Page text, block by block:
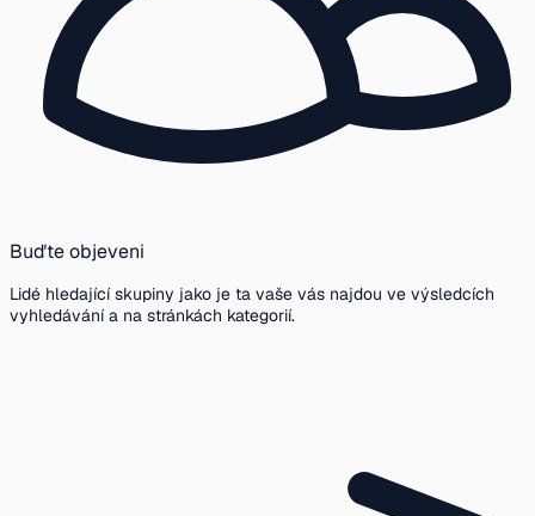
Buďte objeveni
Lidé hledající skupiny jako je ta vaše vás najdou ve výsledcích
vyhledávání a na stránkách kategorií.